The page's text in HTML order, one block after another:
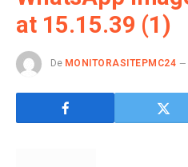
at 15.15.39 (1)
De MONITORASITEPMC24